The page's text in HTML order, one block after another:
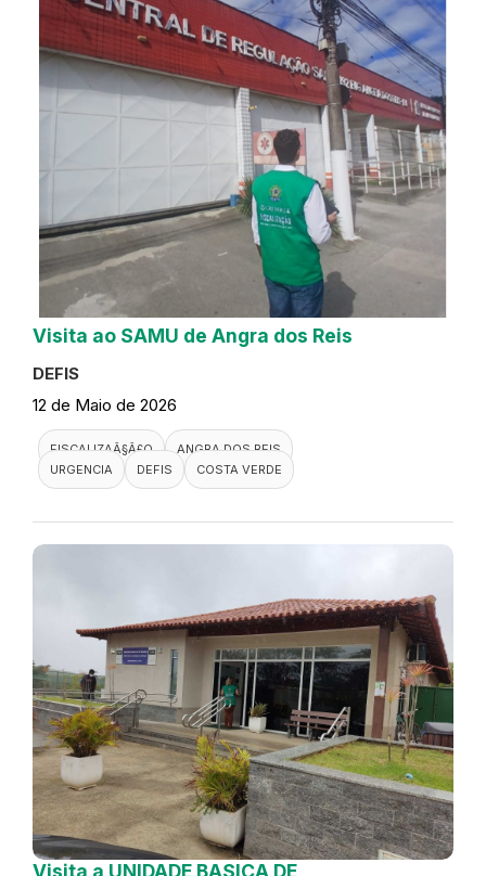
Visita ao SAMU de Angra dos Reis
DEFIS
12 de Maio de 2026
FISCALIZAÃ§Ã£O
ANGRA DOS REIS
URGENCIA
DEFIS COSTA VERDE
Visita a UNIDADE BASICA DE